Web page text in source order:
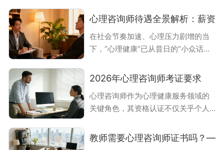
心理咨询师待遇全景解析：薪资
在社会节奏加速、心理压力剧增的当
下，“心理健康”已从昔日的“小众话
理咨询师作为守护心理健康的专业力
与发展前景也成为无数求职者和从业
者聚焦的核心。本文将从薪资构成、
维度展开分析，全面呈现心理咨询师
2026年心理咨询师考证要求
心理咨询师作为心理健康服务领域的
关键角色，其资格认证不仅关乎个人
供咨询服务的质量与效果。因此，全
教师需要心理咨询师证书吗？